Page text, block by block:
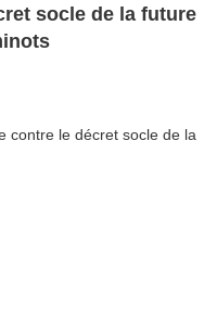
socle de la future